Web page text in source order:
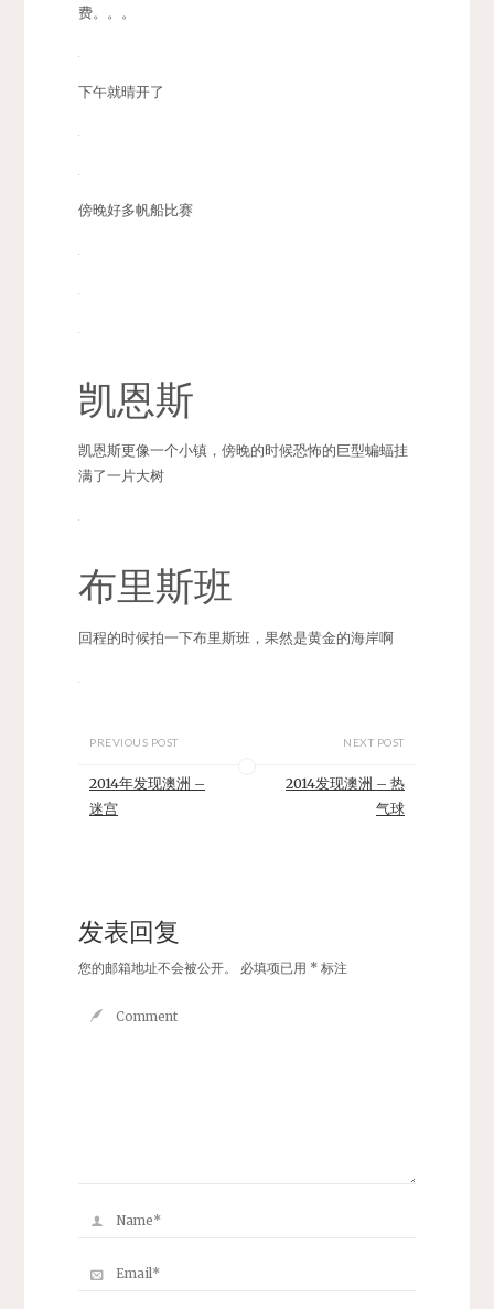
费。。。
下午就晴开了
傍晚好多帆船比赛
凯恩斯
凯恩斯更像一个小镇，傍晚的时候恐怖的巨型蝙蝠挂
满了一片大树
布里斯班
回程的时候拍一下布里斯班，果然是黄金的海岸啊
PREVIOUS POST
2014年发现澳洲 –
迷宫
NEXT POST
2014发现澳洲 – 热
气球
发表回复
您的邮箱地址不会被公开。 必填项已用 *标注